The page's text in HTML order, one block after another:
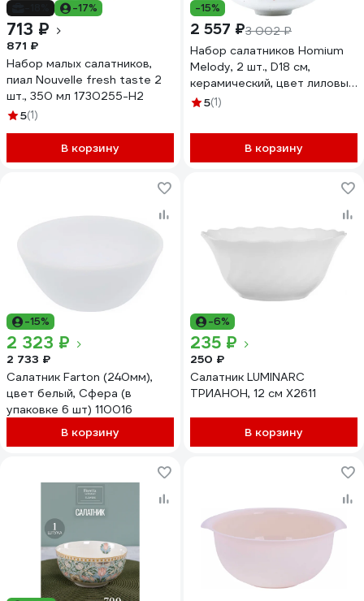
-17%
713 ₽
871 ₽
Набор малых салатников,
пиал Nouvelle fresh taste 2
шт., 350 мл 1730255-Н2
5(1)
В корзину
-15%
2 557 ₽3 002 ₽
Набор салатников Homium
Melody, 2 шт., D18 см,
керамический, цвет лиловый
set2E630B0201
5(1)
В корзину
-15%
2 323 ₽
2 733 ₽
Салатник Farton (240мм),
цвет белый, Сфера (в
упаковке 6 шт) 110016
В корзину
-6%
235 ₽
250 ₽
Салатник LUMINARC
ТРИАНОН, 12 см X2611
В корзину